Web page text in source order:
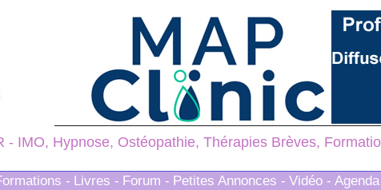
IMO, Hypnose, Ostéopathie, Thérapies Brèves,
- Livres - Forum - Petites Annonces - Vidéo -